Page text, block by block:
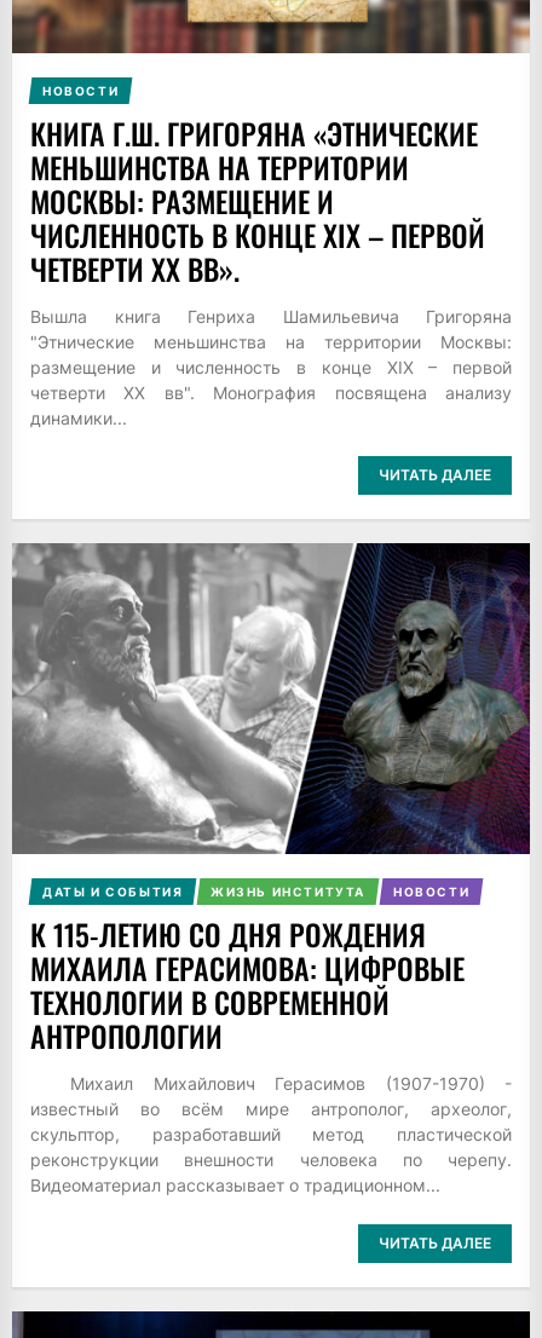
НОВОСТИ
КНИГА Г.Ш. ГРИГОРЯНА «ЭТНИЧЕСКИЕ
МЕНЬШИНСТВА НА ТЕРРИТОРИИ
МОСКВЫ: РАЗМЕЩЕНИЕ И
ЧИСЛЕННОСТЬ В КОНЦЕ XIX – ПЕРВОЙ
ЧЕТВЕРТИ XX ВВ».
Вышла книга Генриха Шамильевича Григоряна
"Этнические меньшинства на территории Москвы:
размещение и численность в конце XIX – первой
четверти XX вв". Монография посвящена анализу
динамики...
ЧИТАТЬ ДАЛЕЕ
ДАТЫ И СОБЫТИЯ ЖИЗНЬ ИНСТИТУТА НОВОСТИ
К 115-ЛЕТИЮ СО ДНЯ РОЖДЕНИЯ
МИХАИЛА ГЕРАСИМОВА: ЦИФРОВЫЕ
ТЕХНОЛОГИИ В СОВРЕМЕННОЙ
АНТРОПОЛОГИИ
Михаил Михайлович Герасимов (1907-1970) -
известный во всём мире антрополог, археолог,
скульптор, разработавший метод пластической
реконструкции внешности человека по черепу.
Видеоматериал рассказывает о традиционном...
ЧИТАТЬ ДАЛЕЕ